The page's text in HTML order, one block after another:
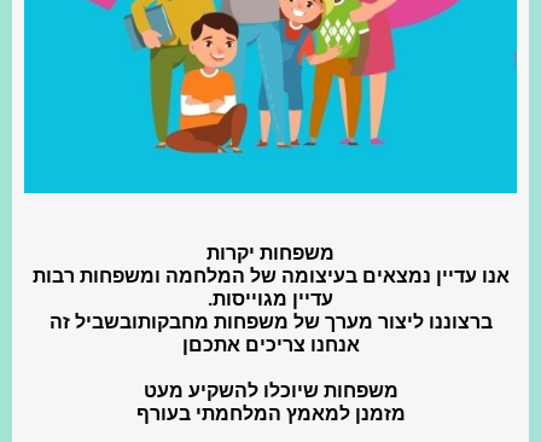
משפחות יקרות
אנו עדיין נמצאים בעיצומה של המלחמה ומשפחות רבות
עדיין מגוייסות.
ברצוננו ליצור מערך של משפחות מחבקותובשביל זה
אנחנו צריכים אתכםן
משפחות‍‍‍ שיוכלו להשקיע מעט
מזמנן למאמץ המלחמתי בעורף